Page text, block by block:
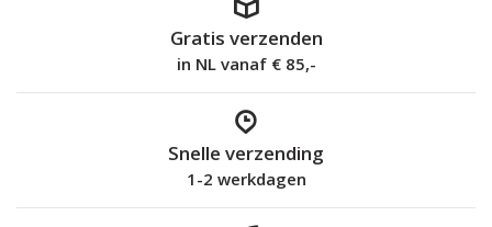
Gratis verzenden
in NL vanaf € 85,-
Snelle verzending
1-2 werkdagen